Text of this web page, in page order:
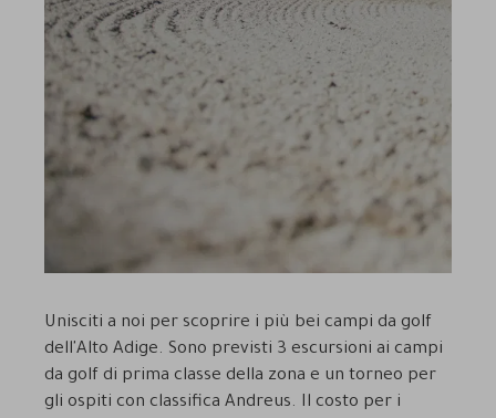
Unisciti a noi per scoprire i più bei campi da golf
dell'Alto Adige. Sono previsti 3 escursioni ai campi
da golf di prima classe della zona e un torneo per
gli ospiti con classifica Andreus. Il costo per i